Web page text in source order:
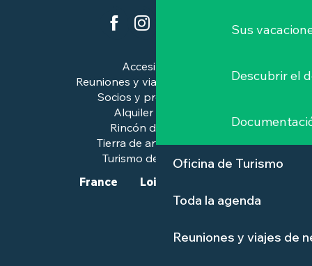
Sus
Descubrir el
Oficina de Turismo
Toda la agenda
Reuniones y viajes de
Accesibilidad
Reuniones y viajes de negocios
Socios y profesionales
Alquiler de salas
Rincón de prensa
Tierra de arte e historia
Turismo de calidad™.
France
Loire-Atlantique